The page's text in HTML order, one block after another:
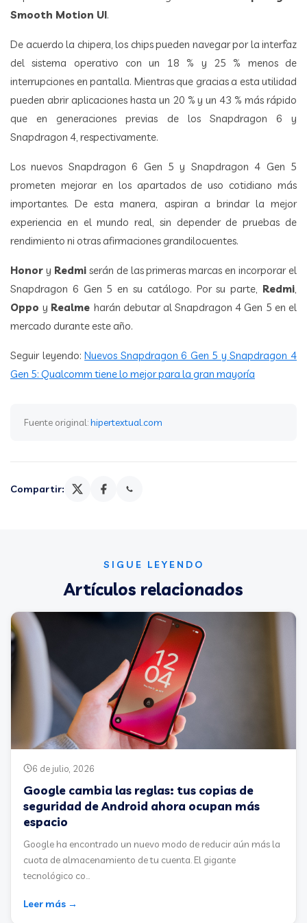
Smooth Motion UI.
De acuerdo la chipera, los chips pueden navegar por la interfaz
del sistema operativo con un 18 % y 25 % menos de
interrupciones en pantalla. Mientras que gracias a esta utilidad
pueden abrir aplicaciones hasta un 20 % y un 43 % más rápido
que en generaciones previas de los Snapdragon 6 y
Snapdragon 4, respectivamente.
Los nuevos Snapdragon 6 Gen 5 y Snapdragon 4 Gen 5
prometen mejorar en los apartados de uso cotidiano más
importantes. De esta manera, aspiran a brindar la mejor
experiencia en el mundo real, sin depender de pruebas de
rendimiento ni otras afirmaciones grandilocuentes.
Honor y Redmiserán de las primeras marcas en incorporar el
Snapdragon 6 Gen 5 en su catálogo. Por su parte, Redmi
Oppoy Realme harán debutar al Snapdragon 4 Gen 5 en el
mercado durante este año.
Seguir leyendo:Nuevos Snapdragon 6 Gen 5 y Snapdragon 4
Gen 5: Qualcomm tiene lo mejor para la gran mayoría
Fuente original:hipertextual.com
Compartir:
SIGUE LEYENDO
Artículos relacionados
6 de julio, 2026
Google cambia las reglas: tus copias de
seguridad de Android ahora ocupan más
espacio
Google ha encontrado un nuevo modo de reducir aún más la
cuota de almacenamiento de tu cuenta. El gigante
tecnológico co...
Leer más →